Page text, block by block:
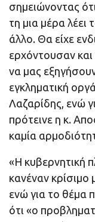
σημειώνοντας
τη μια μέρα λέει
άλλο. Θα είχε
ερχόντουσαν
να μας
εγκληματική
Λαζαρίδης, ενώ
πρότεινε η κ.
καμία
«Η κυβερνητική
κανέναν κρίσιμο
ενώ για το θέμα
ότι «ο